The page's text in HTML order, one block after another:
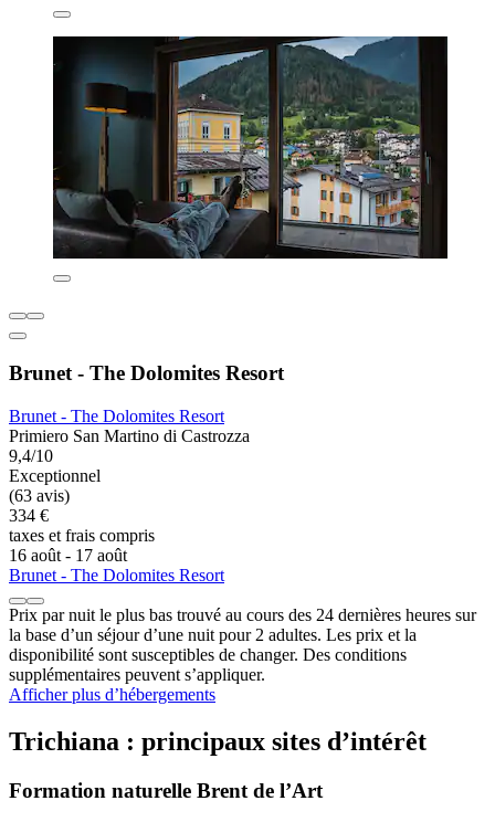
Brunet - The Dolomites Resort
Brunet - The Dolomites Resort
Primiero San Martino di Castrozza
9,4/10
Exceptionnel
(63 avis)
334 €
taxes et frais compris
16 août - 17 août
Brunet - The Dolomites Resort
Prix par nuit le plus bas trouvé au cours des 24 dernières heures sur
la base d’un séjour d’une nuit pour 2 adultes. Les prix et la
disponibilité sont susceptibles de changer. Des conditions
supplémentaires peuvent s’appliquer.
Afficher plus d’hébergements
Trichiana : principaux sites d’intérêt
Formation naturelle Brent de l’Art